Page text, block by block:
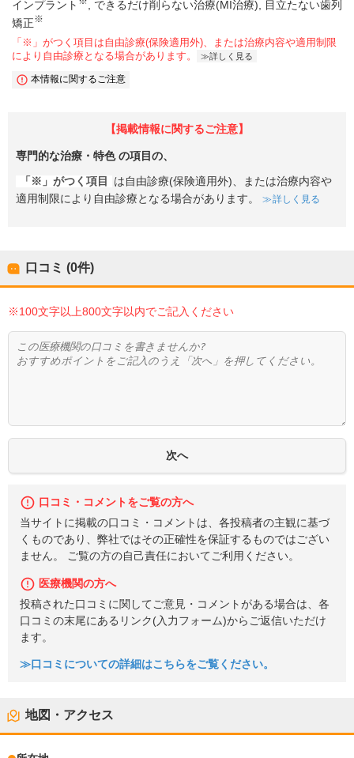
インプラント できるだけ削らない治療(MI治療)
目立たない歯列
矯正※
「※」がつく項目は自由診療(保険適用外)、または治療内容や適用制限
により自由診療となる場合があります。
詳しく見る
本情報に関するご注意
【掲載情報に関するご注意】
専門的な治療・特色の項目の、
「※」がつく項目
は自由診療(保険適用外)、または治療内容や
適用制限により自由診療となる場合があります。
詳しく見る
口コミ (0件)
※100文字以上800文字以内でご記入ください
口コミ・コメントをご覧の方へ
当サイトに掲載の口コミ・コメントは、各投稿者の主観に基づ
くものであり、弊社ではその正確性を保証するものではござい
ません。 ご覧の方の自己責任においてご利用ください。
医療機関の方へ
投稿された口コミに関してご意見・コメントがある場合は、各
口コミの末尾にあるリンク(入力フォーム)からご返信いただけ
ます。
≫口コミについての詳細はこちらをご覧ください。
地図・アクセス